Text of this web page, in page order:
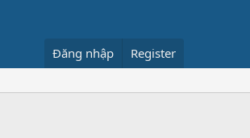
Đăng nhập Register